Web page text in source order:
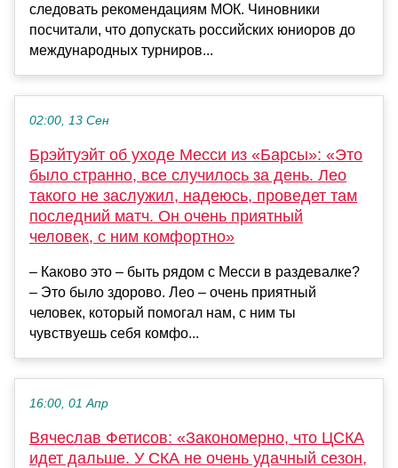
следовать рекомендациям МОК. Чиновники
посчитали, что допускать российских юниоров до
международных турниров...
02:00, 13 Сен
Брэйтуэйт об уходе Месси из «Барсы»: «Это
было странно, все случилось за день. Лео
такого не заслужил, надеюсь, проведет там
последний матч. Он очень приятный
человек, с ним комфортно»
– Каково это – быть рядом с Месси в раздевалке?
– Это было здорово. Лео – очень приятный
человек, который помогал нам, с ним ты
чувствуешь себя комфо...
16:00, 01 Апр
Вячеслав Фетисов: «Закономерно, что ЦСКА
идет дальше. У СКА не очень удачный сезон,